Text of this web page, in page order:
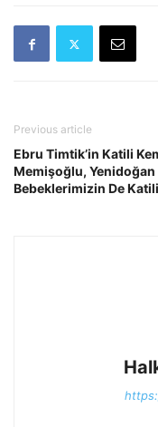
Previous article
Ebru Timtik’in Katili
Memişoğlu, Yenidoğan
Bebeklerimizin De